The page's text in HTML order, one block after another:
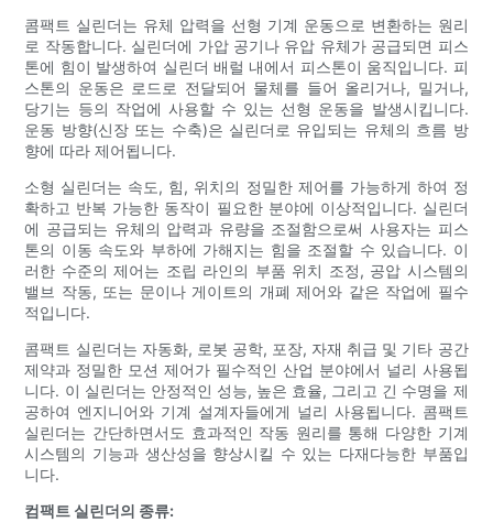
콤팩트 실린더는 유체 압력을 선형 기계 운동으로 변환하는 원리
로 작동합니다. 실린더에 가압 공기나 유압 유체가 공급되면 피스
톤에 힘이 발생하여 실린더 배럴 내에서 피스톤이 움직입니다. 피
스톤의 운동은 로드로 전달되어 물체를 들어 올리거나, 밀거나,
당기는 등의 작업에 사용할 수 있는 선형 운동을 발생시킵니다.
운동 방향(신장 또는 수축)은 실린더로 유입되는 유체의 흐름 방
향에 따라 제어됩니다.
소형 실린더는 속도, 힘, 위치의 정밀한 제어를 가능하게 하여 정
확하고 반복 가능한 동작이 필요한 분야에 이상적입니다. 실린더
에 공급되는 유체의 압력과 유량을 조절함으로써 사용자는 피스
톤의 이동 속도와 부하에 가해지는 힘을 조절할 수 있습니다. 이
러한 수준의 제어는 조립 라인의 부품 위치 조정, 공압 시스템의
밸브 작동, 또는 문이나 게이트의 개폐 제어와 같은 작업에 필수
적입니다.
콤팩트 실린더는 자동화, 로봇 공학, 포장, 자재 취급 및 기타 공간
제약과 정밀한 모션 제어가 필수적인 산업 분야에서 널리 사용됩
니다. 이 실린더는 안정적인 성능, 높은 효율, 그리고 긴 수명을 제
공하여 엔지니어와 기계 설계자들에게 널리 사용됩니다. 콤팩트
실린더는 간단하면서도 효과적인 작동 원리를 통해 다양한 기계
시스템의 기능과 생산성을 향상시킬 수 있는 다재다능한 부품입
니다.
컴팩트 실린더의 종류: